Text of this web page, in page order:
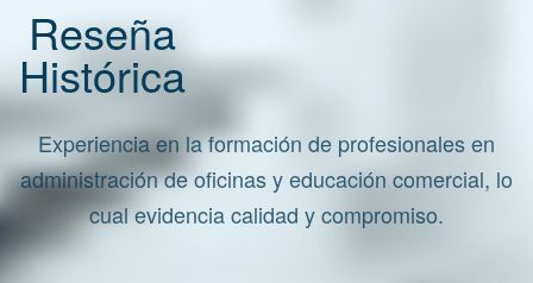
Reseña
Histórica
Experiencia en la formación de profesionales en
administración de oficinas y educación comercial, lo
cual evidencia calidad y compromiso.